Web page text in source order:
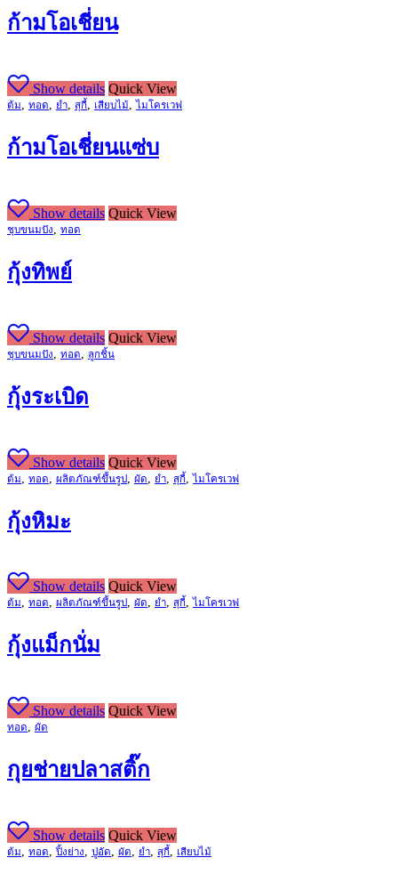
ก้ามโอเชี่ยน
Show details Quick View
ต้ม, ทอด, ยำ, สุกี้, เสียบไม้,ไมโครเวฟ
ก้ามโอเชี่ยนแซ่บ
Show details Quick View
ชุบขนมปัง, ทอด
กุ้งทิพย์
Show details Quick View
ชุบขนมปัง ทอด ลูกชิ้น
กุ้งระเบิด
Show details Quick View
ต้ม ทอด ผลิตภัณฑ์ขึ้นรูป ผัด ยำ สุกี้ ,ไมโครเวฟ
กุ้งหิมะ
Show details Quick View
ต้ม, ทอด, ผลิตภัณฑ์ขึ้นรูป, ผัด, ยำ, สุกี้,ไมโครเวฟ
กุ้งแม็กนั่ม
Show details Quick View
ทอด, ผัด
กุยช่ายปลาสติ๊ก
Show details Quick View
ต้ม, ทอด,ปิ้งย่าง, ปูอัด, ผัด, ยำ, สุกี้, เสียบไม้